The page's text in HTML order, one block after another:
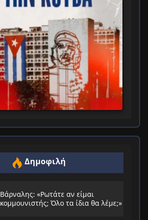
Δημοφιλή
Βάρναλης: «Ρωτάτε αν είμαι
κομμουνιστής; Όλο τα ίδια θα λέμε;»